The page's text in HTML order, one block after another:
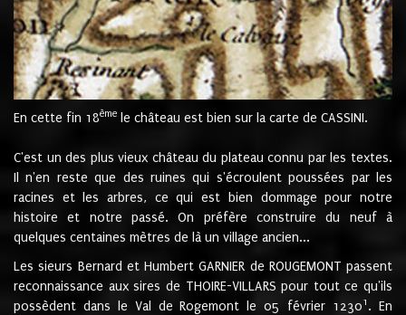
En cette fin 18ème le château est bien sur la carte de CASSINI.
C'est un des plus vieux château du plateau connu par les textes.
Il n'en reste que des ruines qui s'écroulent poussées par les
racines et les arbres, ce qui est bien dommage pour notre
histoire et notre passé. On préfère construire du neuf à
quelques centaines mètres de là un village ancien...
Les sieurs Bernard et Humbert GARNIER de ROUGEMONT passent
reconnaissance aux sires de THOIRE-VILLARS pour tout ce qu'ils
possèdent dans le Val de Rogemont le 05 février 12301 . En